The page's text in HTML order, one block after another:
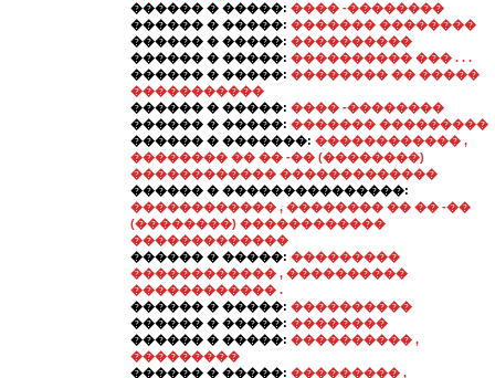
������ � �����: ���� -��������
������ � �����: ������� ��������
������ � �����: ����������
������ � �����: ���������� ��� . . .
������ � �����: �������� �� �����
�����������
������ � �����: ���� -��������
������ � �����: ������� ���������
������ � �������: ������������ ,
�������� �� �� -�� (��������)
������������ �������������
������ � ���������������:
������������ , �������� �� �� -��
(��������) ������������
�������������
������ � �����: ���������
������������ , ����������
������������ .
������ � �����: ����������
������ � �����: ��������
������ � �����: ���������� ,
���������
������ � �����: ��������� ,